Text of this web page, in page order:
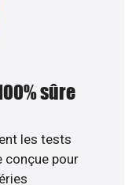
sûre
les tests
conçue pour